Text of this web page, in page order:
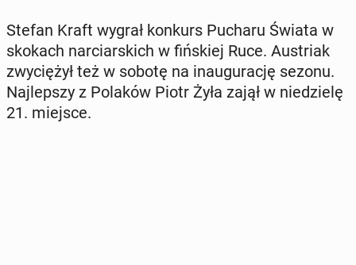
Stefan Kraft wygrał konkurs Pucharu Świata w
skokach nar­ciar­skich w fiń­skiej Ruce. Au­striak
zwy­cię­żył też w sobotę na in­au­gu­ra­cję sezonu.
Naj­lep­szy z Polaków Piotr Żyła zajął w nie­dzie­lę
21. miejsce.